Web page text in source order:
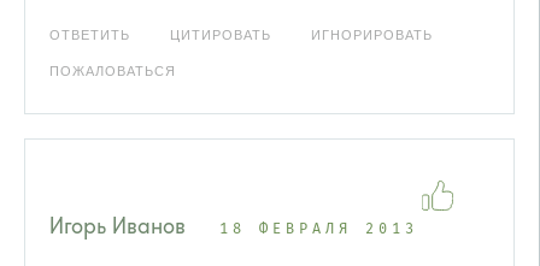
ОТВЕТИТЬ ЦИТИРОВАТЬ ИГНОРИРОВАТЬ
ПОЖАЛОВАТЬСЯ
Игорь Иванов 18 ФЕВРАЛЯ 2013